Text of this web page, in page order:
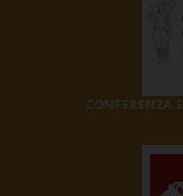
CONFERENZA